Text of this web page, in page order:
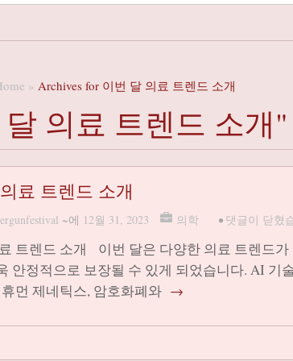
» Archives for 이번 달 의료 트렌드 소개
의료 트렌드 소개
료 트렌드 소개
~에 12월 31, 2023 의학 • 댓글이 닫혔
트렌드 소개 이번 달은 다양한 의료 트렌드
안정적으로 보장될 수 있게 되었습니다. AI 기
먼 제네틱스, 암호화폐와 →